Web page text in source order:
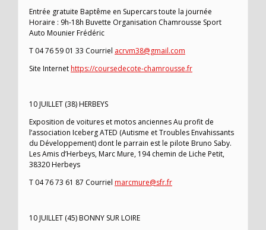
Entrée gratuite Baptême en Supercars toute la journée
Horaire : 9h-18h Buvette Organisation Chamrousse Sport
Auto Mounier Frédéric
T 04 76 59 01 33 Courriel acrvm38@gmail.com
Site Internethttps://coursedecote-chamrousse.fr
10 JUILLET (38) HERBEYS
Exposition de voitures et motos anciennes Au profit de
l’association Iceberg ATED (Autisme et Troubles Envahissants
du Développement) dont le parrain est le pilote Bruno Saby.
Les Amis d’Herbeys, Marc Mure, 194 chemin de Liche Petit,
38320 Herbeys
T 04 76 73 61 87 Courriel marcmure@sfr.fr
10 JUILLET (45) BONNY SUR LOIRE